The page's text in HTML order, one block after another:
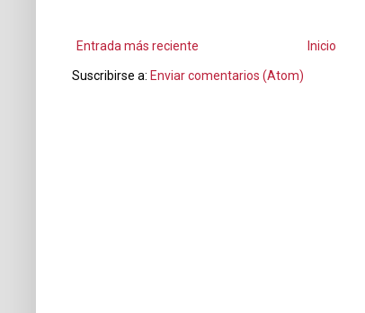
Entrada más reciente Inicio
Suscribirse a: Enviar comentarios (Atom)